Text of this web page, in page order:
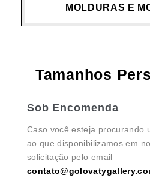
MOLDURAS E
Tamanhos
Sob Encomenda
Caso você esteja procurando
ao que disponibilizamos em
solicitação pelo email